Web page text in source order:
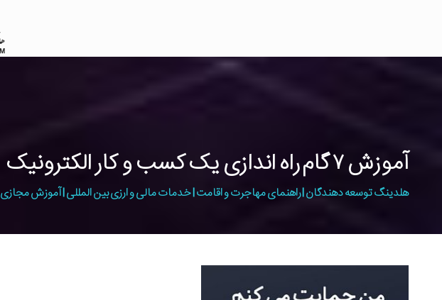
آموزش ۷ گام راه اندازی یک کسب و کار الکترونیک
هلدینگ توسعه دهندگان | راهنمای مهاجرت و اقامت | خدمات مالی و ارزی بین المللی | آموزش مجازی